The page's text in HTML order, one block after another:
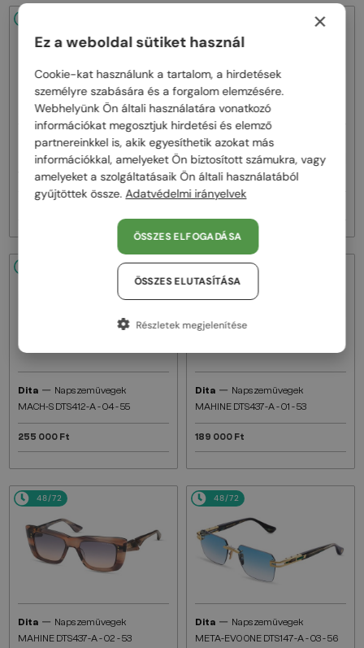
Dita—Napszemüvegek
MACH ONE DRX-2030 TITANIUM -
W - 59
Dita—Napszemüvegek
MACH SIX//TITANIUM DTS121 - 01 -
62
Dita — Napszemüvegek
MACH-S DTS412-A - 04 - 55
255 000 Ft
48/72
Dita — Napszemüvegek
MAHINE DTS437-A - 01 - 53
189 000 Ft
48/72
Dita — Napszemüvegek
MAHINE DTS437-A - 02 - 53
48/72
Dita — Napszemüvegek
META-EVO ONE DTS147-A - 03 - 56
×
Ez a weboldal sütiket használ
Cookie-kat használunk a tartalom, a hirdetések
személyre szabására és a forgalom elemzésére.
Webhelyünk Ön általi használatára vonatkozó
információkat megosztjuk hirdetési és elemző
partnereinkkel is, akik egyesíthetik azokat más
információkkal, amelyeket Ön biztosított számukra, vagy
amelyeket a szolgáltatásaik Ön általi használatából
gyűjtöttek össze.Adatvédelmi irányelvek
ÖSSZES ELFOGADÁSA
ÖSSZES ELUTASÍTÁSA
Részletek megjelenítése